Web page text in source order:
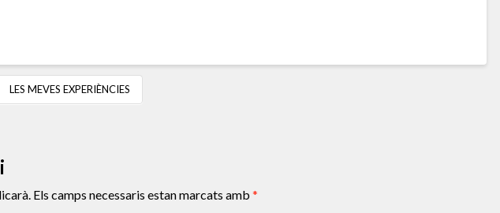
LES MEVES EXPERIÈNCIES
Els camps necessaris estan marcats amb *